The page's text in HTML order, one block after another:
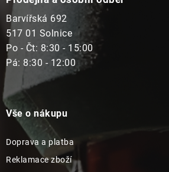
Barvířská 692
517 01 Solnice
Po - Čt: 8:30 - 15:00
Pá: 8:30 - 12:00
Vše o nákupu
Doprava a platba
Reklamace zboží